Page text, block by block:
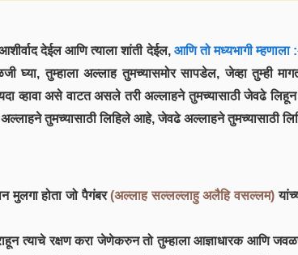
देईल आणि त्याला शांती देईल,आणि तो मध्यभागी म्हणाला :
घ्या, तुम्हाला अल्लाह तुमच्यासमोर सापडेल, जेव्हा तुम्ही
व्हावा असे वाटत असले तरी अल्लाहने तुमच्यासाठी जेवढे
तुमच्यासाठी लिहिले आहे, जेवढे अल्लाहने तुमच्यासाठी
मुलगा होता जो पैगंबर(अल्लाह सल्लल्लाहु अलैहि वसल्लम)
त्याचे रक्षण करा जेणेकरुन तो तुम्हाला आज्ञाधारक आणि